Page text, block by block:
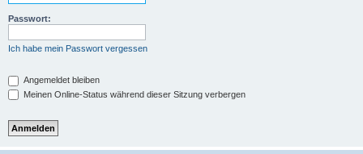
Passwort:
Ich habe mein Passwort vergessen
Angemeldet bleiben
Meinen Online-Status während dieser Sitzung verbergen